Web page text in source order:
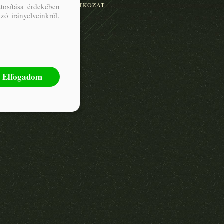
FELMONDÁSI NYILATKOZAT
érdekében
irányelveinkről,
Elfogadom